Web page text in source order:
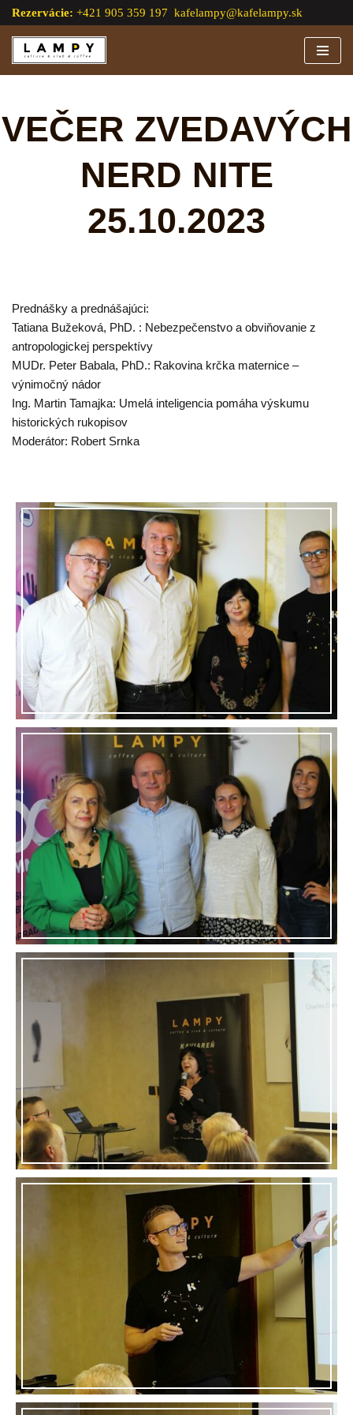
Preskočiť
na
Rezervácie: +421 905 359 197 kafelampy@kafelampy.sk
VEČER ZVEDAVÝCH
NERD NITE
25.10.2023
Prednášky a prednášajúci:
Tatiana Bužeková, PhD. : Nebezpečenstvo a obviňovanie z
antropologickej perspektívy
MUDr. Peter Babala, PhD.: Rakovina krčka maternice –
výnimočný nádor
Ing. Martin Tamajka: Umelá inteligencia pomáha výskumu
historických rukopisov
Moderátor: Robert Srnka